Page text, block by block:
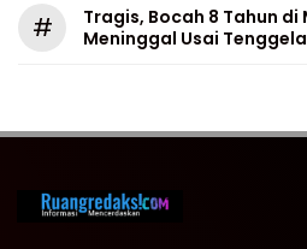
#
Tragis, Bocah 8 Tahun
Meninggal Usai